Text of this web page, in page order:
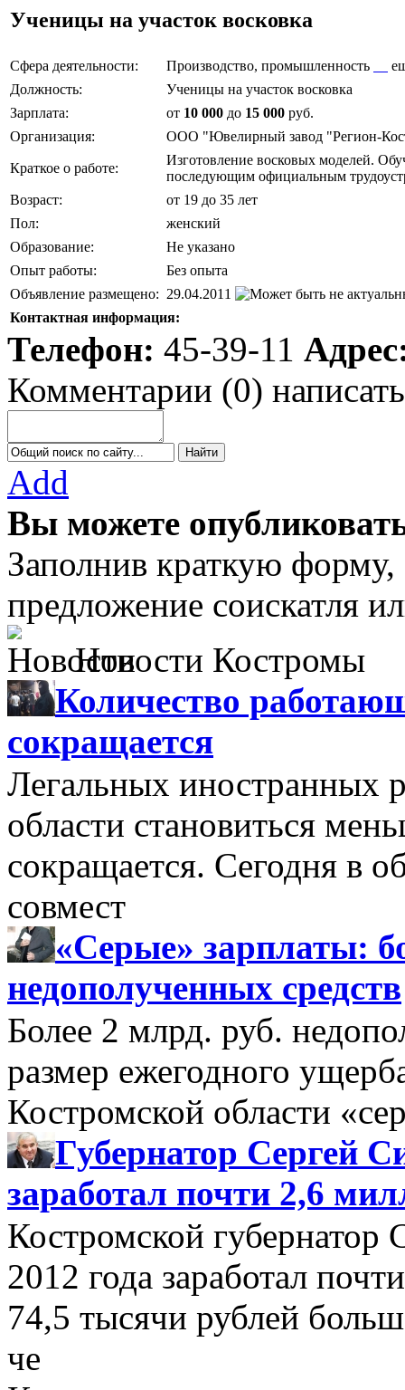
Ученицы на участок восковка
Сфера деятельности: Производство, промышленность
Должность:
Ученицы на участок восковка
Зарплата:
от 10 000 до 15 000 руб.
Организация:
ООО "Ювелирный завод "Регион-
Краткое о работе:
Изготовление восковых моделей.
последующим официальным
Возраст:
от 19 до 35 лет
Пол:
женский
Образование:
Не указано
Опыт работы:
Без опыта
Объявление размещено: 29.04.2011
Контактная информация:
Телефон: 45-39-11
Комментарии (0) написать
Add
Вы можете
Заполнив краткую
предложение соискатля
Новости Костромы
Количество
сокращается
Легальных иностранных
области становиться
сокращается. Сегодня в
совмест
«Серые» зарплаты:
недополученных средств
Более 2 млрд. руб.
размер ежегодного
Костромской области
Губернатор Сергей
заработал почти 2,6
Костромской губернатор
2012 года заработал
74,5 тысячи рублей
че